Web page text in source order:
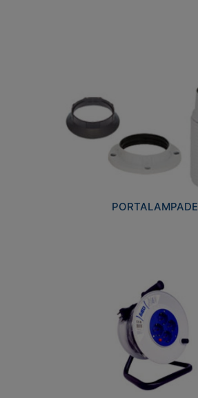
PORTALAMPADE